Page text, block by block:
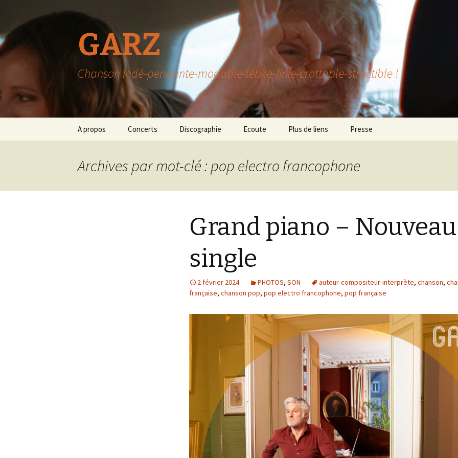
GARZ
Chanson Indé-pendante-modable-lébile-finie-crottable-structible !
A propos Concerts Discographie Ecoute Plus de liens Presse
Archives par mot-clé : pop electro francophone
Grand piano – Nouveau
single
2 février 2024 PHOTOS, SON auteur-compositeur-interprète, chanson,
française, chanson pop, pop electro francophone, pop française